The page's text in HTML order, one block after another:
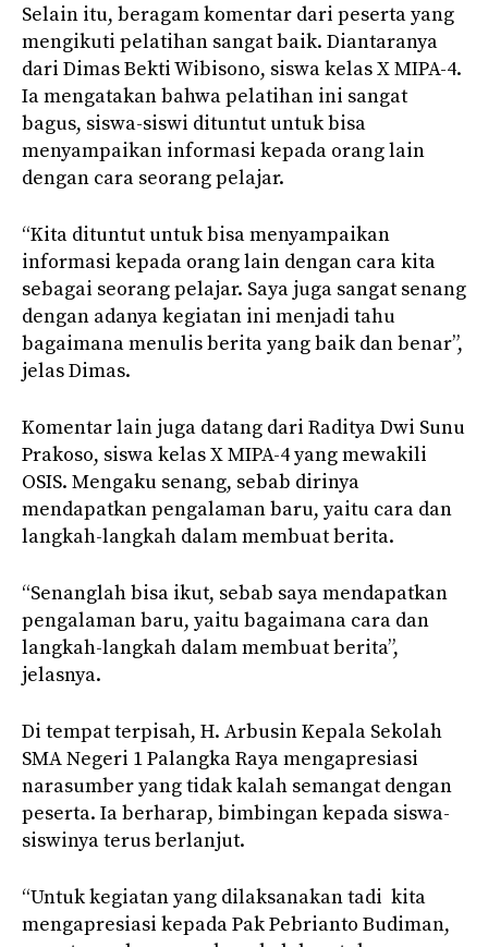
Selain itu, beragam komentar dari peserta yang
mengikuti pelatihan sangat baik. Diantaranya
dari Dimas Bekti Wibisono, siswa kelas X MIPA-4.
Ia mengatakan bahwa pelatihan ini sangat
bagus, siswa-siswi dituntut untuk bisa
menyampaikan informasi kepada orang lain
dengan cara seorang pelajar.
“Kita dituntut untuk bisa menyampaikan
informasi kepada orang lain dengan cara kita
sebagai seorang pelajar. Saya juga sangat senang
dengan adanya kegiatan ini menjadi tahu
bagaimana menulis berita yang baik dan benar”,
jelas Dimas.
Komentar lain juga datang dari Raditya Dwi Sunu
Prakoso, siswa kelas X MIPA-4 yang mewakili
OSIS. Mengaku senang, sebab dirinya
mendapatkan pengalaman baru, yaitu cara dan
langkah-langkah dalam membuat berita.
“Senanglah bisa ikut, sebab saya mendapatkan
pengalaman baru, yaitu bagaimana cara dan
langkah-langkah dalam membuat berita”,
jelasnya.
Di tempat terpisah, H. Arbusin Kepala Sekolah
SMA Negeri 1 Palangka Raya mengapresiasi
narasumber yang tidak kalah semangat dengan
peserta. Ia berharap, bimbingan kepada siswa-
siswinya terus berlanjut.
“Untuk kegiatan yang dilaksanakan tadi kita
mengapresiasi kepada Pak Pebrianto Budiman,